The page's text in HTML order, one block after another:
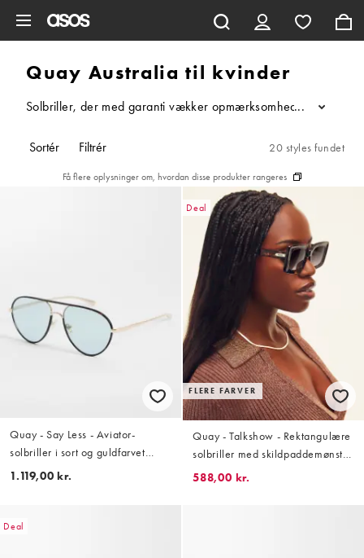
Quay Australia til kvinder
Solbriller, der med garanti vækker opmærksomhed? Værsgo –
...
Sortér Filtrér 20 styles fundet
Få flere oplysninger om, hvordan disse produkter rangeres
Quay - Say Less - Aviator-
solbriller i sort og guldfarvet
metal med aquablå glas
1.119,00 kr.
Deal
FLERE FARVER
Quay - Talkshow - Rektangulære
solbriller med skildpaddemønster
og røgfarvede glas
588,00 kr.
Deal